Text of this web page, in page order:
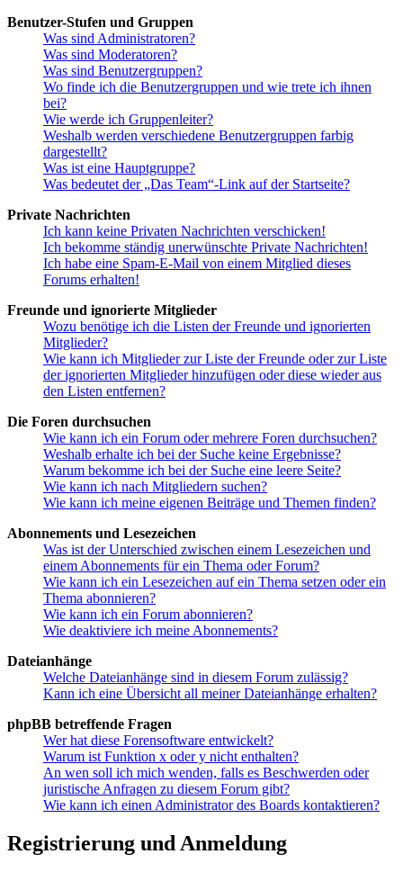
Benutzer-Stufen und Gruppen
Was sind Administratoren?
Was sind Moderatoren?
Was sind Benutzergruppen?
Wo finde ich die Benutzergruppen und wie trete ich ihnen
bei?
Wie werde ich Gruppenleiter?
Weshalb werden verschiedene Benutzergruppen farbig
dargestellt?
Was ist eine Hauptgruppe?
Was bedeutet der „Das Team“-Link auf der Startseite?
Private Nachrichten
Ich kann keine Privaten Nachrichten verschicken!
Ich bekomme ständig unerwünschte Private Nachrichten!
Ich habe eine Spam-E-Mail von einem Mitglied dieses
Forums erhalten!
Freunde und ignorierte Mitglieder
Wozu benötige ich die Listen der Freunde und ignorierten
Mitglieder?
Wie kann ich Mitglieder zur Liste der Freunde oder zur Liste
der ignorierten Mitglieder hinzufügen oder diese wieder aus
den Listen entfernen?
Die Foren durchsuchen
Wie kann ich ein Forum oder mehrere Foren durchsuchen?
Weshalb erhalte ich bei der Suche keine Ergebnisse?
Warum bekomme ich bei der Suche eine leere Seite?
Wie kann ich nach Mitgliedern suchen?
Wie kann ich meine eigenen Beiträge und Themen finden?
Abonnements und Lesezeichen
Was ist der Unterschied zwischen einem Lesezeichen und
einem Abonnements für ein Thema oder Forum?
Wie kann ich ein Lesezeichen auf ein Thema setzen oder ein
Thema abonnieren?
Wie kann ich ein Forum abonnieren?
Wie deaktiviere ich meine Abonnements?
Dateianhänge
Welche Dateianhänge sind in diesem Forum zulässig?
Kann ich eine Übersicht all meiner Dateianhänge erhalten?
phpBB betreffende Fragen
Wer hat diese Forensoftware entwickelt?
Warum ist Funktion x oder y nicht enthalten?
An wen soll ich mich wenden, falls es Beschwerden oder
juristische Anfragen zu diesem Forum gibt?
Wie kann ich einen Administrator des Boards kontaktieren?
Registrierung und Anmeldung